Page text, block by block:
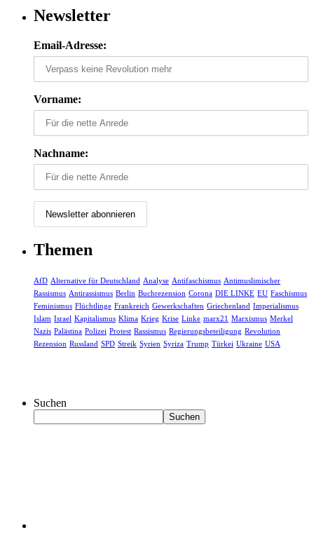
Newsletter
Email-Adresse:
Vorname:
Nachname:
Themen
AfD Alternative für Deutschland Analyse Antifaschismus Antimuslimischer
Rassismus Antirassismus Berlin Buchrezension Corona DIE LINKE EU Faschismus
Feminismus Flüchtlinge Frankreich Gewerkschaften Griechenland Imperialismus
Islam Israel Kapitalismus Klima Krieg Krise Linke marx21 Marxismus Merkel
Nazis Palästina Polizei Protest Rassismus Regierungsbeteiligung Revolution
Rezension Russland SPD Streik Syrien Syriza Trump Türkei Ukraine USA
Suchen
Suchen